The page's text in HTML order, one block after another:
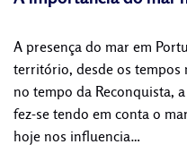
A presença do mar em
território, desde os tempos
no tempo da Reconquista,
fez-se tendo em conta o
hoje nos influencia…